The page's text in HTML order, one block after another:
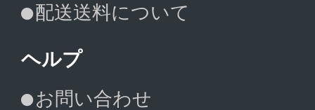
配送送料について
ヘルプ
お問い合わせ